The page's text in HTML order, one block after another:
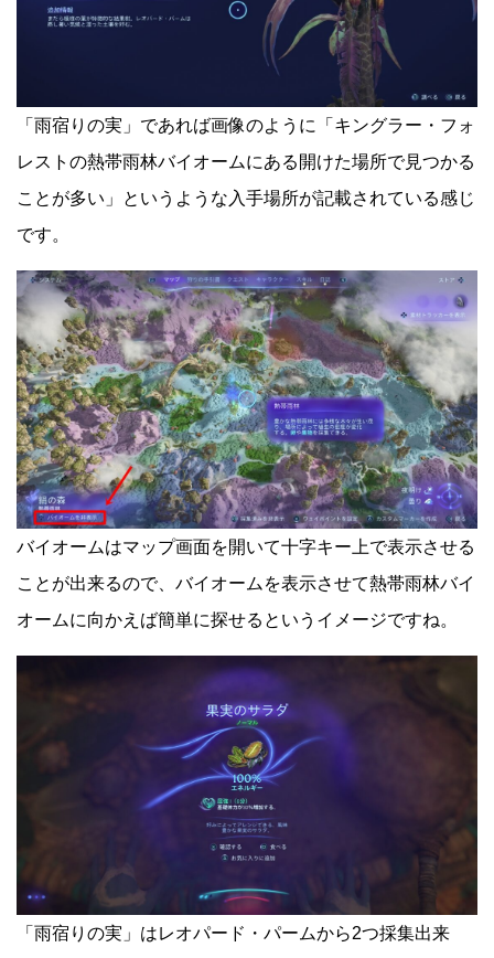
「雨宿りの実」であれば画像のように「キングラー・フォ
レストの熱帯雨林バイオームにある開けた場所で見つかる
ことが多い」というような入手場所が記載されている感じ
です。
バイオームはマップ画面を開いて十字キー上で表示させる
ことが出来るので、バイオームを表示させて熱帯雨林バイ
オームに向かえば簡単に探せるというイメージですね。
「雨宿りの実」はレオパード・パームから2つ採集出来